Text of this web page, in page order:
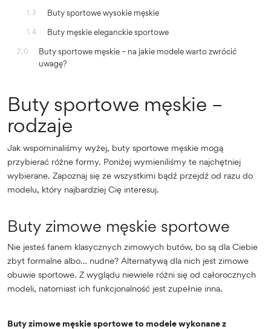
1.3 Buty sportowe wysokie męskie
1.4 Buty męskie eleganckie sportowe
2.0
Buty sportowe męskie – na jakie modele warto zwrócić
uwagę?
Buty sportowe męskie –
rodzaje
Jak wspominaliśmy wyżej, buty sportowe męskie mogą
przybierać różne formy. Poniżej wymieniliśmy te najchętniej
wybierane. Zapoznaj się ze wszystkimi bądź przejdź od razu do
modelu, który najbardziej Cię interesuj.
Buty zimowe męskie sportowe
Nie jesteś fanem klasycznych zimowych butów, bo są dla Ciebie
zbyt formalne albo… nudne? Alternatywą dla nich jest zimowe
obuwie sportowe. Z wyglądu niewiele różni się od całorocznych
modeli, natomiast ich funkcjonalność jest zupełnie inna.
Buty zimowe męskie sportowe to modele wykonane z